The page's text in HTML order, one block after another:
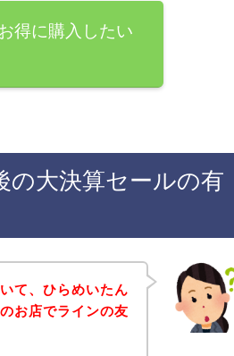
得に購入したい
の大決算セールの有
て、ひらめいたん
お店でラインの友